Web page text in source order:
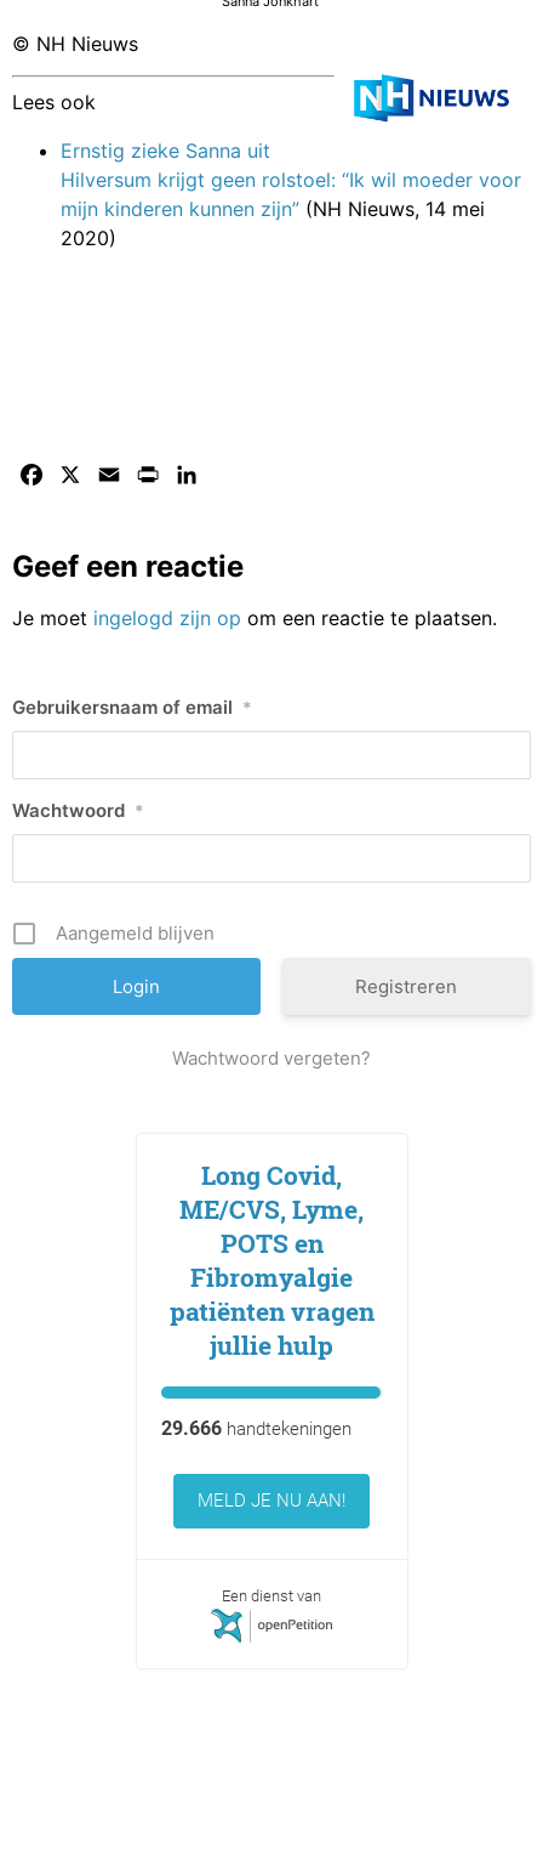
© NH Nieuws
Lees ook
Ernstig zieke Sanna uit
Hilversum krijgt geen rolstoel: “Ik wil moeder voor
mijn kinderen kunnen zijn” (NH Nieuws, 14 mei
2020)
Facebook Email Print
Geef een reactie
Je moet ingelogd zijn op om een reactie te plaatsen.
Gebruikersnaam of email *
Wachtwoord *
Aangemeld blijven
Registreren
Wachtwoord vergeten?
Long Covid,
ME/CVS, Lyme,
POTS en
Fibromyalgie
patiënten vragen
jullie hulp
29.666handtekeningen
MELD JE NU AAN!
Een dienst van